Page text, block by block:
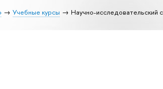
Учебные курсы Научно-исследовательский